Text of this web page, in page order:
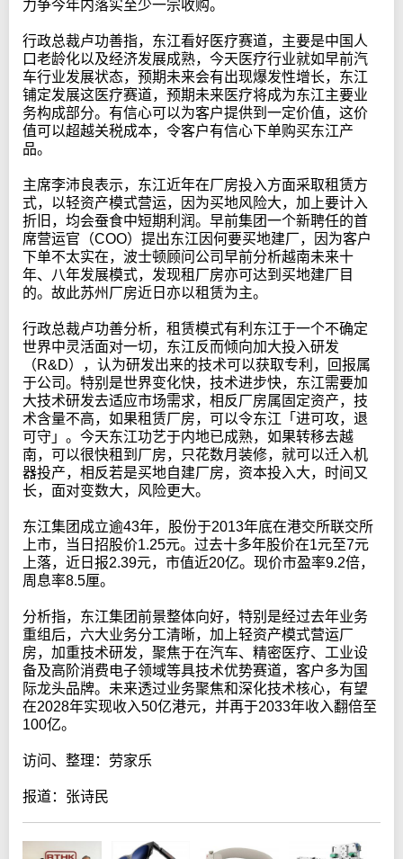
力争今年内落实至少一宗收购。
行政总裁卢功善指，东江看好医疗赛道，主要是中国人
口老龄化以及经济发展成熟，今天医疗行业就如早前汽
车行业发展状态，预期未来会有出现爆发性增长，东江
铺定发展这医疗赛道，预期未来医疗将成为东江主要业
务构成部分。有信心可以为客户提供到一定价值，这价
值可以超越关税成本，令客户有信心下单购买东江产
品。
主席李沛良表示，东江近年在厂房投入方面采取租赁方
式，以轻资产模式营运，因为买地风险大，加上要计入
折旧，均会蚕食中短期利润。早前集团一个新聘任的首
席营运官（COO）提出东江因何要买地建厂，因为客户
下单不太实在，波士顿顾问公司早前分析越南未来十
年、八年发展模式，发现租厂房亦可达到买地建厂目
的。故此苏州厂房近日亦以租赁为主。
行政总裁卢功善分析，租赁模式有利东江于一个不确定
世界中灵活面对一切，东江反而倾向加大投入研发
（R&D），认为研发出来的技术可以获取专利，回报属
于公司。特别是世界变化快，技术进步快，东江需要加
大技术研发去适应市场需求，相反厂房属固定资产，技
术含量不高，如果租赁厂房，可以令东江「进可攻，退
可守」。今天东江功艺于内地已成熟，如果转移去越
南，可以很快租到厂房，只花数月装修，就可以迁入机
器投产，相反若是买地自建厂房，资本投入大，时间又
长，面对变数大，风险更大。
东江集团成立逾43年，股份于2013年底在港交所联交所
上市，当日招股价1.25元。过去十多年股价在1元至7元
上落，近日报2.39元，市值近20亿。现价市盈率9.2倍，
周息率8.5厘。
分析指，东江集团前景整体向好，特别是经过去年业务
重组后，六大业务分工清晰，加上轻资产模式营运厂
房，加重技术研发，聚焦于在汽车、精密医疗、工业设
备及高阶消费电子领域等具技术优势赛道，客户多为国
际龙头品牌。未来透过业务聚焦和深化技术核心，有望
在2028年实现收入50亿港元，并再于2033年收入翻倍至
100亿。
访问、整理：劳家乐
报道：张诗民